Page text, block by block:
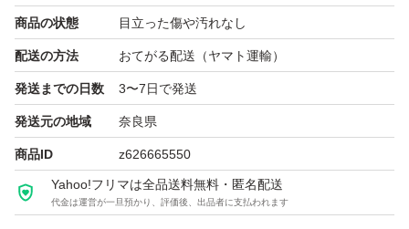
商品の状態 目立った傷や汚れなし
配送の方法 おてがる配送（ヤマト運輸）
発送までの日数 3〜7日で発送
発送元の地域 奈良県
商品ID z626665550
Yahoo!フリマは全品送料無料・匿名配送
代金は運営が一旦預かり、評価後、出品者に支払われます